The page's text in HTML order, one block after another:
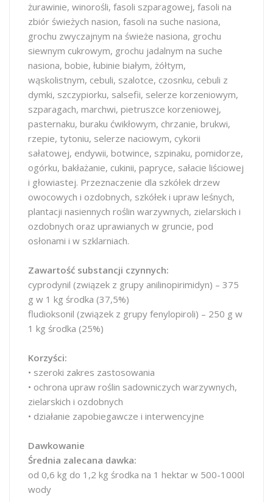
żurawinie, winorośli, fasoli szparagowej, fasoli na
zbiór świeżych nasion, fasoli na suche nasiona,
grochu zwyczajnym na świeże nasiona, grochu
siewnym cukrowym, grochu jadalnym na suche
nasiona, bobie, łubinie białym, żółtym,
wąskolistnym, cebuli, szalotce, czosnku, cebuli z
dymki, szczypiorku, salsefii, selerze korzeniowym,
szparagach, marchwi, pietruszce korzeniowej,
pasternaku, buraku ćwikłowym, chrzanie, brukwi,
rzepie, tytoniu, selerze naciowym, cykorii
sałatowej, endywii, botwince, szpinaku, pomidorze,
ogórku, bakłażanie, cukinii, papryce, sałacie liściowej
i głowiastej. Przeznaczenie dla szkółek drzew
owocowych i ozdobnych, szkółek i upraw leśnych,
plantacji nasiennych roślin warzywnych, zielarskich i
ozdobnych oraz uprawianych w gruncie, pod
osłonami i w szklarniach.
Zawartość substancji czynnych:
cyprodynil (związek z grupy anilinopirimidyn) – 375
g w 1 kg środka (37,5%)
fludioksonil (związek z grupy fenylopiroli) – 250 g w
1 kg środka (25%)
Korzyści:
• szeroki zakres zastosowania
• ochrona upraw roślin sadowniczych warzywnych,
zielarskich i ozdobnych
• działanie zapobiegawcze i interwencyjne
Dawkowanie
Średnia zalecana dawka:
od 0,6 kg do 1,2 kg środka na 1 hektar w 500-1000l
wody